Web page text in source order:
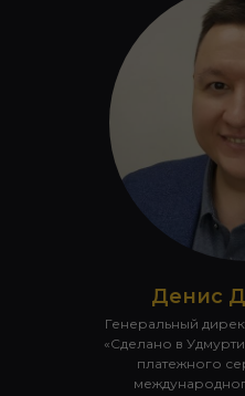
Денис
Генеральный
«Сделано в
платежного